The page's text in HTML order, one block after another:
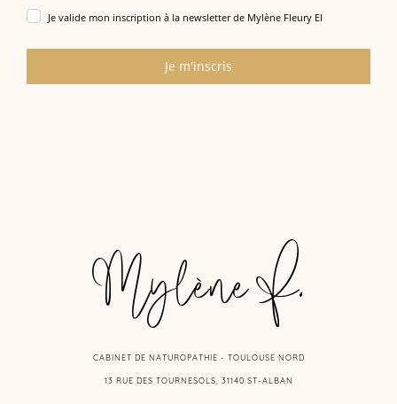
Je valide mon inscription à la newsletter de Mylène Fleury EI
Je m'inscris
Mylène F.
CABINET DE NATUROPATHIE - TOULOUSE NORD
13 RUE DES TOURNESOLS, 31140 ST-ALBAN